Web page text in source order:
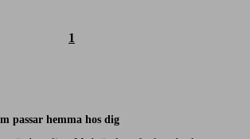
1
passar hemma hos dig